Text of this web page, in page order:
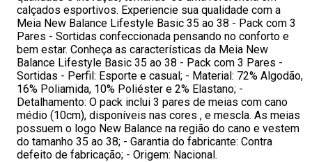
calçados esportivos. Experiencie sua qualidade com a
Meia New Balance Lifestyle Basic 35 ao 38 - Pack com 3
Pares - Sortidas confeccionada pensando no conforto e
bem estar. Conheça as características da Meia New
Balance Lifestyle Basic 35 ao 38 - Pack com 3 Pares -
Sortidas - Perfil: Esporte e casual; - Material: 72% Algodão,
16% Poliamida, 10% Poliéster e 2% Elastano; -
Detalhamento: O pack inclui 3 pares de meias com cano
médio (10cm), disponíveis nas cores , e mescla. As meias
possuem o logo New Balance na região do cano e vestem
do tamanho 35 ao 38; - Garantia do fabricante: Contra
defeito de fabricação; - Origem: Nacional.